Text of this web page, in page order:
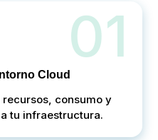
01
Cloud
consumo y
tu infraestructura.